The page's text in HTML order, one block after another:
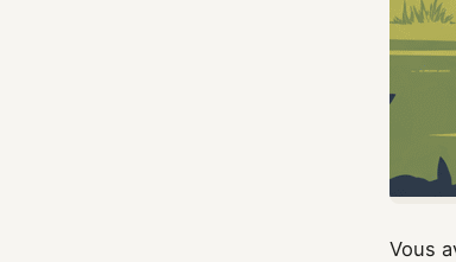
Vous